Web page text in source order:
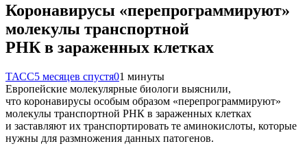
Коронавирусы «перепрограммируют»
молекулы транспортной
РНК в зараженных клетках
ТАСС5 месяцев спустя01 минуты
Европейские молекулярные биологи выяснили,
что коронавирусы особым образом «перепрограммируют»
молекулы транспортной РНК в зараженных клетках
и заставляют их транспортировать те аминокислоты, которые
нужны для размножения данных патогенов.